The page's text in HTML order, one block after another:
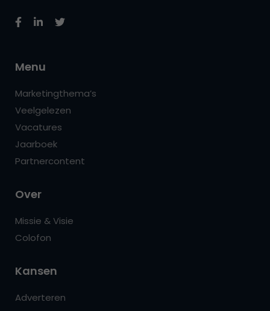
Menu
Marketingthema’s
Veelgelezen
Vacatures
Jaarboek
Partnercontent
Over
Missie & Visie
Colofon
Kansen
Adverteren